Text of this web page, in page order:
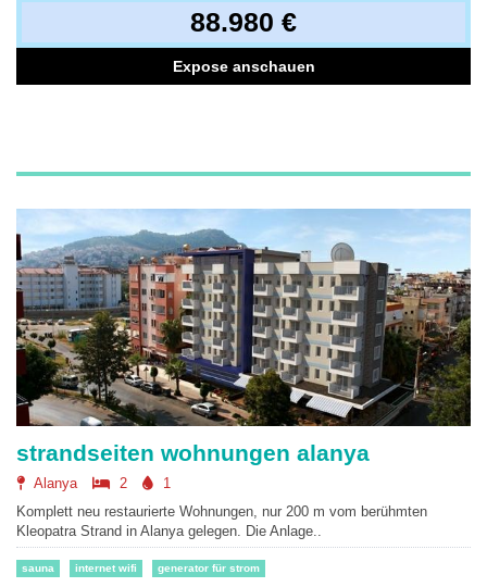
88.980 €
Expose anschauen
strandseiten wohnungen alanya
Alanya 2
1
Komplett neu restaurierte Wohnungen, nur 200 m vom berühmten
Kleopatra Strand in Alanya gelegen. Die Anlage..
sauna internet wifi generator für strom